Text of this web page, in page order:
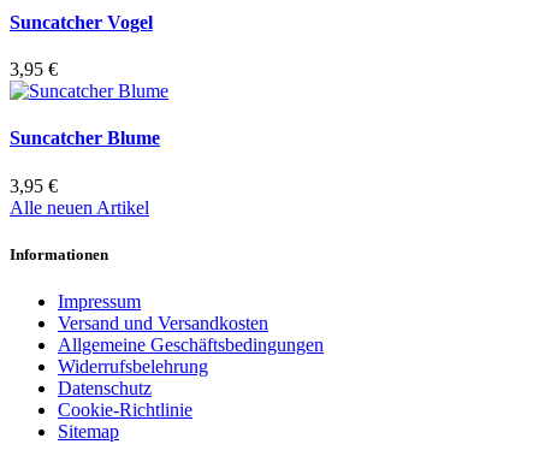
Suncatcher Vogel
3,95 €
Suncatcher Blume
3,95 €
Alle neuen Artikel
Informationen
Impressum
Versand und Versandkosten
Allgemeine Geschäftsbedingungen
Widerrufsbelehrung
Datenschutz
Cookie-Richtlinie
Sitemap